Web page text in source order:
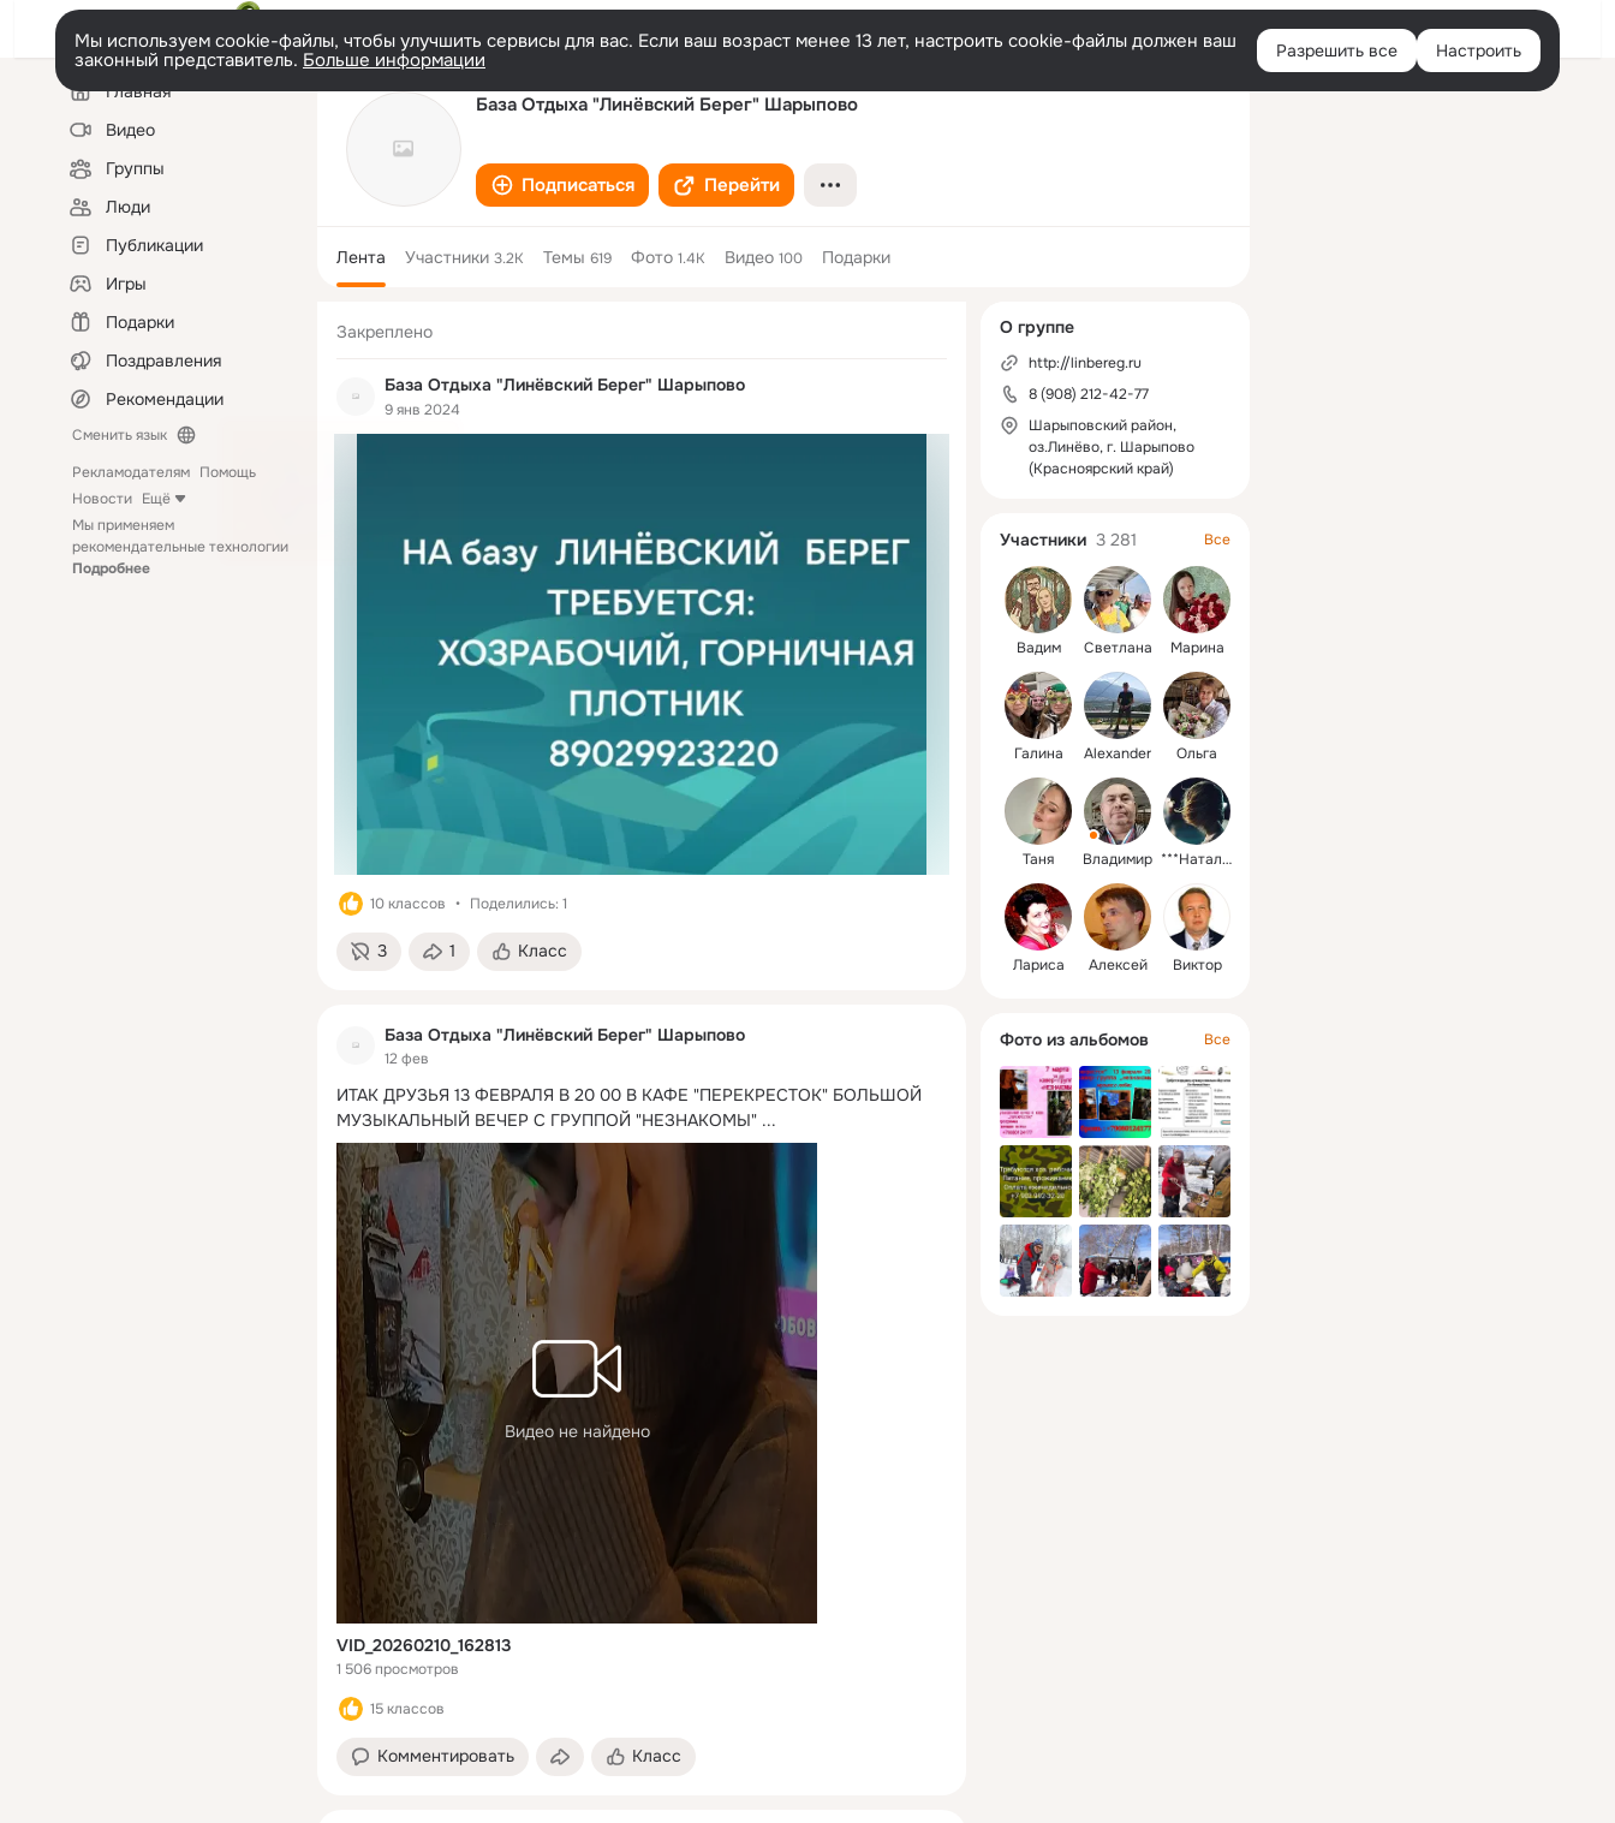
Войти
Мы используем cookie-файлы, чтобы улучшить сервисы для вас. Если ваш возраст менее 13 лет, настроить cookie-файлы должен ваш
законный представитель. Больше информации Разрешить все Настроить
Левая
колонкаГлавная
Видео
Группы
Люди
Публикации
Игры
Подарки
Поздравления
Рекомендации
Сменить язык
Рекламодателям Помощь
Новости Ещё
Мы применяем
рекомендательные технологии
Подробнее
База Отдыха "Линёвский Берег" Шарыпово
Подписаться Перейти
Лента Участники 3.2K Темы 619 Фото 1.4K Видео 100 Подарки
Закреплено
База Отдыха "Линёвский Берег" Шарыпово
9 янв 2024
10 классов Поделились: 1
3 1 Класс
База Отдыха "Линёвский Берег" Шарыпово
12 фев
ИТАК ДРУЗЬЯ 13 ФЕВРАЛЯ В 20 00 В КАФЕ "ПЕРЕКРЕСТОК" БОЛЬШОЙ
МУЗЫКАЛЬНЫЙ ВЕЧЕР С ГРУППОЙ "НЕЗНАКОМЫ" ...
Видео не найдено
VID_20260210_162813
1 506 просмотров
15 классов
Комментировать Класс
колонка
О группе
http://linbereg.ru
8 (908) 212-42-77
Шарыповский район,
оз.Линёво, г. Шарыпово
(Красноярский край)
Участники 3 281 Все
Вадим Светлана Марина
Галина Alexander Ольга
Таня Владимир ***Наталья
Лариса Алексей Виктор
Фото из альбомов Все